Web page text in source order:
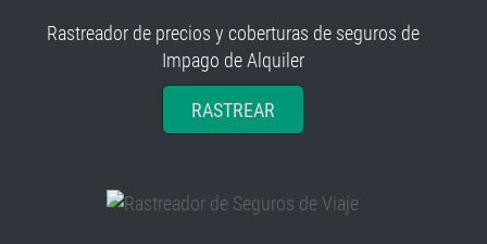
Rastreador de precios y coberturas de seguros de
Impago de Alquiler
RASTREAR